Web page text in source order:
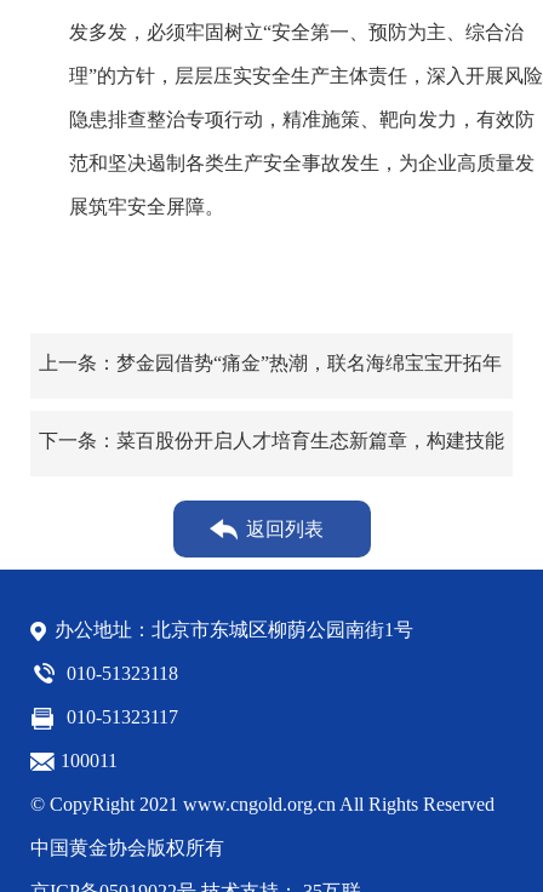
发多发，必须牢固树立“安全第一、预防为主、综合治
理”的方针，层层压实安全生产主体责任，深入开展风险
隐患排查整治专项行动，精准施策、靶向发力，有效防
范和坚决遏制各类生产安全事故发生，为企业高质量发
展筑牢安全屏障。
上一条：梦金园借势“痛金”热潮，联名海绵宝宝开拓年
下一条：菜百股份开启人才培育生态新篇章，构建技能
返回列表
办公地址：北京市东城区柳荫公园南街1号
010-51323118
010-51323117
100011
© CopyRight 2021 www.cngold.org.cn All Rights Reserved
中国黄金协会版权所有